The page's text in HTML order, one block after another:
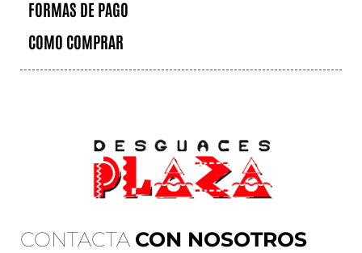
CONTACTA CON NOSOTROS
FORMAS DE PAGO
COMO COMPRAR